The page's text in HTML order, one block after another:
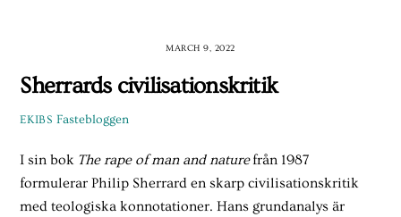
MARCH 9, 2022
Sherrards civilisationskritik
EKIBS Fastebloggen
I sin bok The rape of man and naturefrån 1987
formulerar Philip Sherrard en skarp civilisationskritik
med teologiska konnotationer. Hans grundanalys är